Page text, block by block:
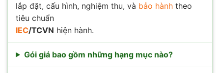
lắp đặt, cấu hình, nghiệm thu, và bảo hành theo
tiêu chuẩn
IEC/TCVN hiện hành.
Gói giá bao gồm những hạng mục nào?